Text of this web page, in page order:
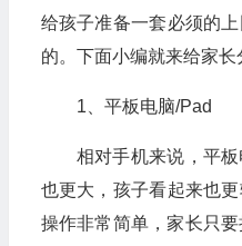
给孩子准备一套必须的
的。下面小编就来给家长
1、平板电脑/Pad
相对手机来说，平
也更大，孩子看起来也
操作非常简单，家长只